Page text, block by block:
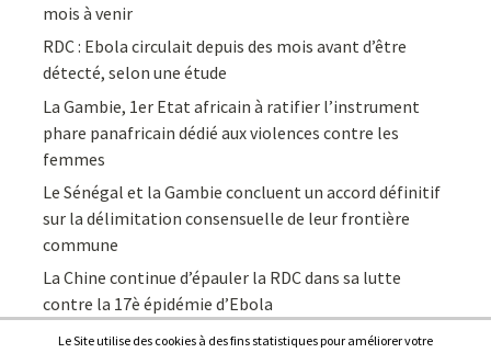
mois à venir
RDC : Ebola circulait depuis des mois avant d’être
détecté, selon une étude
La Gambie, 1er Etat africain à ratifier l’instrument
phare panafricain dédié aux violences contre les
femmes
Le Sénégal et la Gambie concluent un accord définitif
sur la délimitation consensuelle de leur frontière
commune
La Chine continue d’épauler la RDC dans sa lutte
contre la 17è épidémie d’Ebola
Le Site utilise des cookies à des fins statistiques pour améliorer votre